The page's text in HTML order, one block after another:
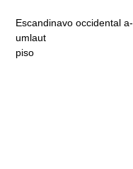
Escandinavo occidental a-
umlaut
piso